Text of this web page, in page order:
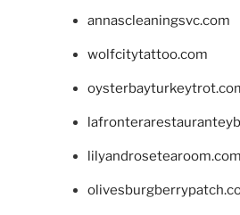
annascleaningsvc.com
wolfcitytattoo.com
lilyandrosetearoom.com